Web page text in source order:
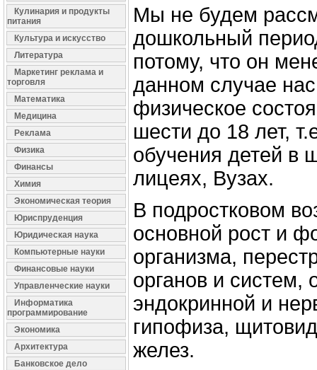
Кулинария и продукты
питания
Культура и искусство
Литература
Маркетинг реклама и
торговля
Математика
Медицина
Реклама
Физика
Финансы
Химия
Экономическая теория
Юриспруденция
Юридическая наука
Компьютерные науки
Финансовые науки
Управленческие науки
Информатика
программирование
Экономика
Архитектура
Банковское дело
Мы не будем
дошкольный
потому, что он
данном случае
физическое
шести до 18 лет,
обучения детей в
лицеях, Вузах.
В подростковом
основной рост и
организма,
органов и систем,
эндокринной и
гипофиза,
желез.